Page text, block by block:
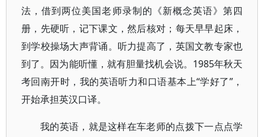
法，借到两位美国老师录制的《新概念英语》第四
册，先硬听，记下课文，然后核对；每天早早起床，
到学校操场大声背诵。听力提高了，英国文教专家也
到了。因为能听懂，就有胆量找机会说。1985年秋天
考回南开时，我的英语听力和口语基本上“学好了”，
开始承担英汉口译。
我的英语，就是这样在车老师的点拨下一点点学